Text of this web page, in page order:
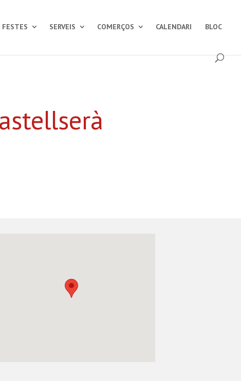
FESTES SERVEIS COMERÇOS CALENDARI BLOC